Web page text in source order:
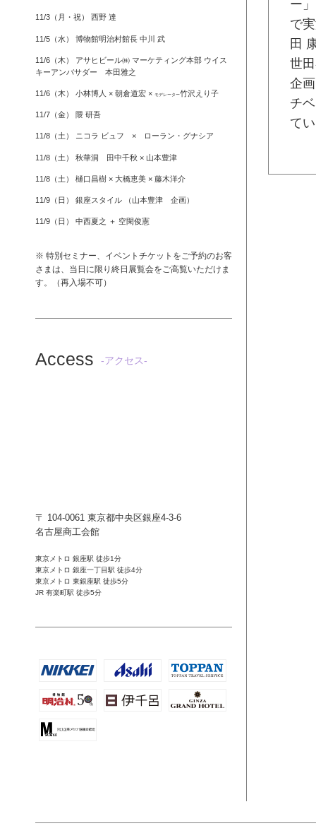
11/3（月・祝） 西野 達
11/5（水） 博物館明治村館長 中川 武
11/6（木） アサヒビール㈱ マーケティング本部 ウイス
キーアンバサダー 本田雅之
11/6（木） 小林博人 × 朝倉道宏 × モデレーター竹沢えり子
11/7（金） 隈 研吾
11/8（土） ニコラ ビュフ × ローラン・グナシア
11/8（土） 秋華洞 田中千秋 × 山本豊津
11/8（土） 樋口昌樹 × 大橋恵美 × 藤木洋介
11/9（日） 銀座スタイル （山本豊津 企画）
11/9（日） 中西夏之 ＋ 空閑俊憲
※ 特別セミナー、イベントチケットをご予約のお客
さまは、当日に限り終日展覧会をご高覧いただけま
す。（再入場不可）
Access -アクセス-
〒 104-0061 東京都中央区銀座4-3-6
名古屋商工会館
東京メトロ 銀座駅 徒歩1分
東京メトロ 銀座一丁目駅 徒歩4分
東京メトロ 東銀座駅 徒歩5分
JR 有楽町駅 徒歩5分
ー
で
田
世
企
チ
て